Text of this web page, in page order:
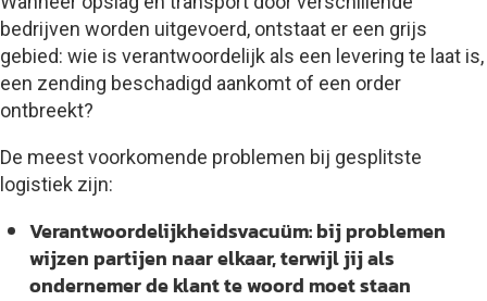
bedrijven worden uitgevoerd, ontstaat er een grijs
gebied: wie is verantwoordelijk als een levering te laat is,
een zending beschadigd aankomt of een order
ontbreekt?
De meest voorkomende problemen bij gesplitste
logistiek zijn:
Verantwoordelijkheidsvacuüm: bij problemen
wijzen partijen naar elkaar, terwijl jij als
ondernemer de klant te woord moet staan